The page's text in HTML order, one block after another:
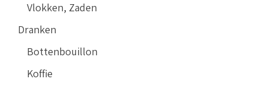
Vlokken, Zaden
Dranken
Bottenbouillon
Koffie